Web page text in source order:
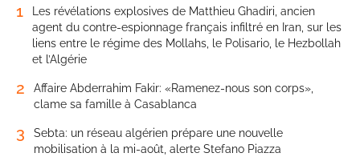
1
Les révélations explosives de Matthieu Ghadiri, ancien
agent du contre-espionnage français infiltré en Iran, sur les
liens entre le régime des Mollahs, le Polisario, le Hezbollah
et l’Algérie
2
Affaire Abderrahim Fakir: «Ramenez-nous son corps»,
clame sa famille à Casablanca
3
Sebta: un réseau algérien prépare une nouvelle
mobilisation à la mi-août, alerte Stefano Piazza